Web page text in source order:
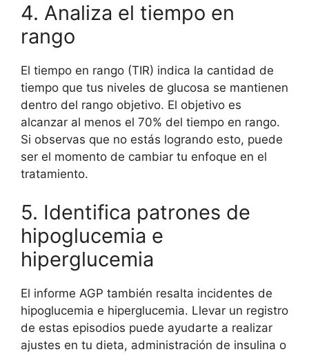
4. Analiza el tiempo en
rango
El tiempo en rango (TIR) indica la cantidad de
tiempo que tus niveles de glucosa se mantienen
dentro del rango objetivo. El objetivo es
alcanzar al menos el 70% del tiempo en rango.
Si observas que no estás logrando esto, puede
ser el momento de cambiar tu enfoque en el
tratamiento.
5. Identifica patrones de
hipoglucemia e
hiperglucemia
El informe AGP también resalta incidentes de
hipoglucemia e hiperglucemia. Llevar un registro
de estas episodios puede ayudarte a realizar
ajustes en tu dieta, administración de insulina o